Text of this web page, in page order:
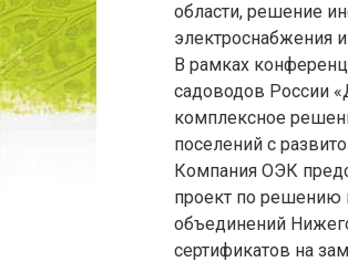
области, решение
электроснабжения
В рамках
садоводов России
комплексное
поселений с
Компания ОЭК
проект по решению
объединений
сертификатов на